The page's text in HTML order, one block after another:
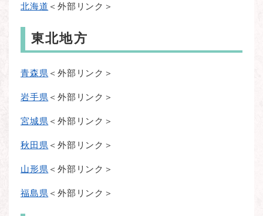
北海道 ＜外部リンク＞
東北地方
青森県 ＜外部リンク＞
岩手県 ＜外部リンク＞
宮城県 ＜外部リンク＞
秋田県 ＜外部リンク＞
山形県 ＜外部リンク＞
福島県 ＜外部リンク＞